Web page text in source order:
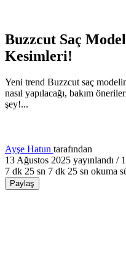
Buzzcut Saç
Kesimleri!
Yeni trend Buzzcut saç
nasıl yapılacağı, bakım
şey!...
Ayşe Hatun tarafından
13 Ağustos 2025 yayınlandı /
7 dk 25 sn 7 dk 25 sn okuma
Paylaş